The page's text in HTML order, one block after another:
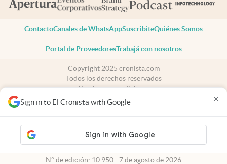
Sign in to El Cronista with Google ×
ContactoCanales de WhatsAppSuscribiteQuiénes Somos
Portal de ProveedoresTrabajá con nosotros
Copyright 2025 cronista.com
Todos los derechos reservados
Términos y condiciones
Privacidad
Consentimiento
cronista.com
es propiedad de El Cronista Comercial S.A Registro de
N° de edición: 10.950 - 7 de agosto de 2026